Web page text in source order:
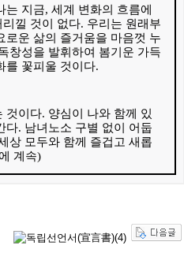
는 지금,세계 변화의 흐름에
낄 것이 없다. 우리는 원래부
로운 삶의 즐거움을 마음껏 누
창성을 발휘하여 봄기운 가득
를 꽃피울 것이다.
것이다. 양심이 나와 함께 있
다. 남녀노소 구별 없이 어둡
상 모두와 함께 즐겁고 새롭
계속)